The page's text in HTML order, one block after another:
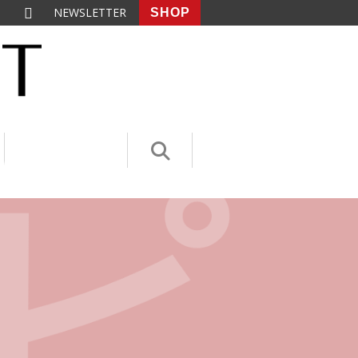
NEWSLETTER SHOP